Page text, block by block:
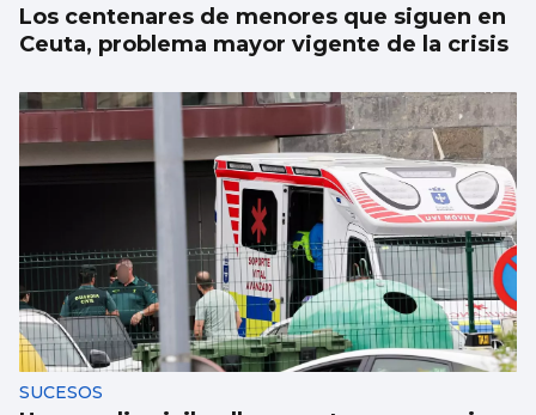
Los centenares de menores que siguen en
Ceuta, problema mayor vigente de la crisis
SUCESOS